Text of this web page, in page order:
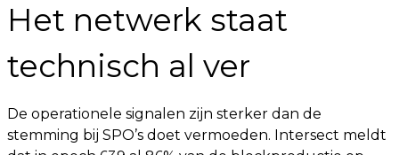
Het netwerk staat
technisch al ver
De operationele signalen zijn sterker dan de
stemming bij SPO’s doet vermoeden. Intersect meldt